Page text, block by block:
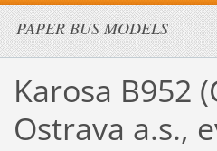
PAPER BUS MODELS
Karosa B952
Ostrava a.s.,